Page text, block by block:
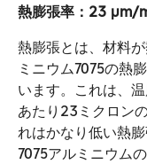
熱膨張率：23 µm/
熱膨張とは、材料
ミニウム7075の熱
います。これは、
あたり23ミクロン
れはかなり低い熱
7075アルミニウム